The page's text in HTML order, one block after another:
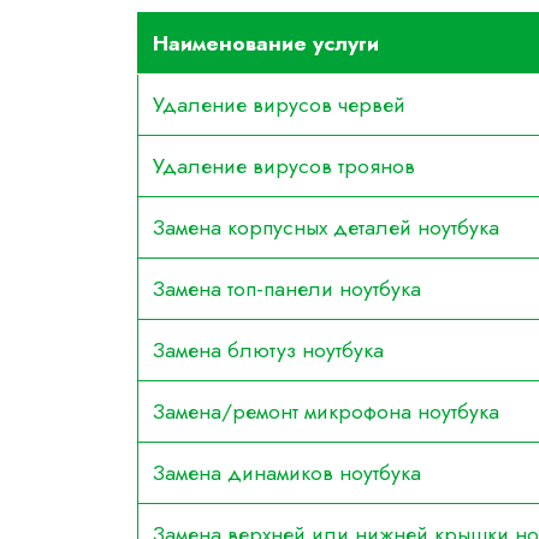
Наименование услуги
Удаление вирусов червей
Удаление вирусов троянов
Замена корпусных деталей ноутбука
Замена топ-панели ноутбука
Замена блютуз ноутбука
Замена/ремонт микрофона ноутбука
Замена динамиков ноутбука